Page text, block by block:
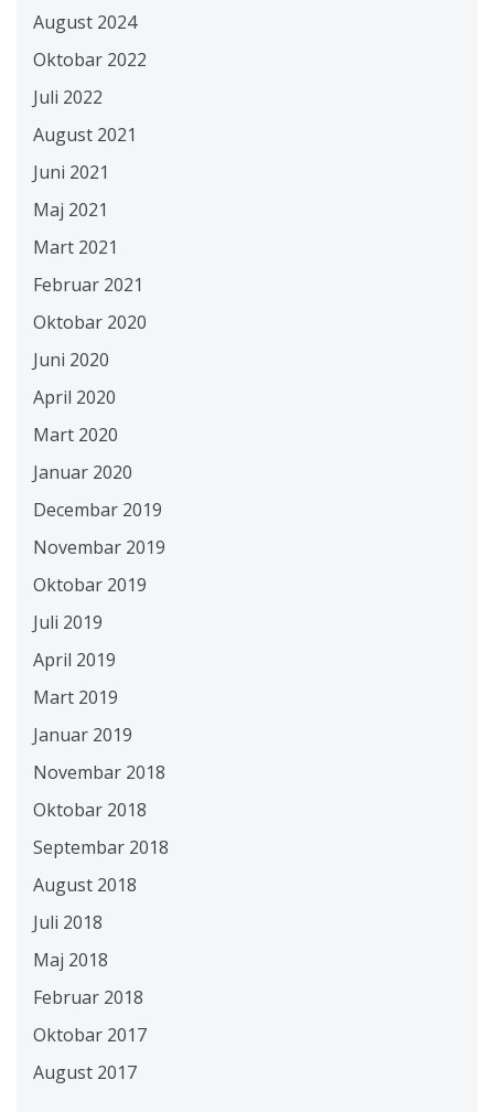
August 2024
Oktobar 2022
Juli 2022
August 2021
Juni 2021
Maj 2021
Mart 2021
Februar 2021
Oktobar 2020
Juni 2020
April 2020
Mart 2020
Januar 2020
Decembar 2019
Novembar 2019
Oktobar 2019
Juli 2019
April 2019
Mart 2019
Januar 2019
Novembar 2018
Oktobar 2018
Septembar 2018
August 2018
Juli 2018
Maj 2018
Februar 2018
Oktobar 2017
August 2017